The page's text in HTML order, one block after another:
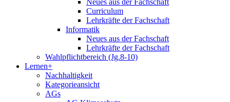
Curriculum
Lehrkräfte der Fachschaft
Informatik
Neues aus der Fachschaft
Lehrkräfte der Fachschaft
Wahlpflichtbereich (Jg.8-10)
Lernen+
Nachhaltigkeit
Kategorieansicht
AGs